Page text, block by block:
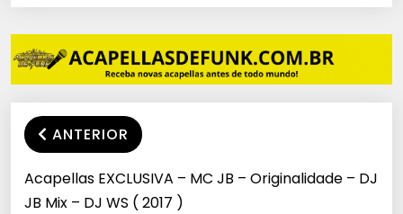
ANTERIOR
Acapellas EXCLUSIVA – MC JB – Originalidade – DJ
JB Mix – DJ WS ( 2017 )